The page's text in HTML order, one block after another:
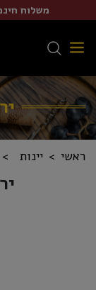
משלוח
ראשי יינות